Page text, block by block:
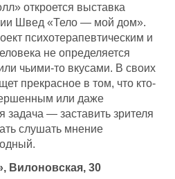
откроется выставка
Швед «Тело — мой дом».
психотерапевтическим и
не определяется
чьими-то вкусами. В своих
прекрасное в том, что кто-
или даже
задача — заставить зрителя
слушать мнение
Вилоновская, 30